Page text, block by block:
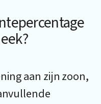
aan zijn zoon,